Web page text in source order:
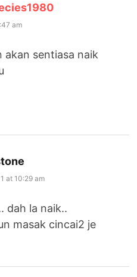
am
akan sentiasa naik
at 10:29 am
dah la naik..
masak cincai2 je